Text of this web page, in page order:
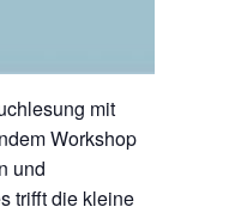
mit
Workshop
und
trifft die kleine